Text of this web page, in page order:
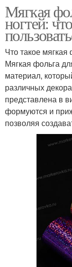
Мягкая
ногтей:
Что такое мягкая
Мягкая фольга
материал,
различных
представлена в
формуются и
позволяя